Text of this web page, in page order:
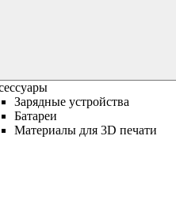
Зарядные устройства
Батареи
Материалы для 3D печати